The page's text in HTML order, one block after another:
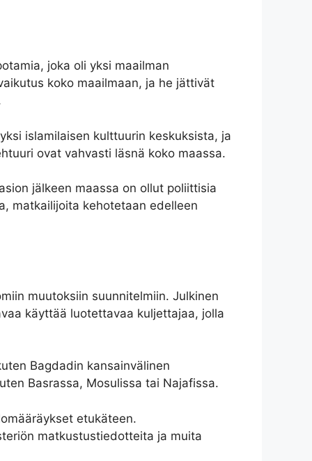
joka oli yksi maailman
koko maailmaan, ja he jättivät
islamilaisen kulttuurin keskuksista, ja
ovat vahvasti läsnä koko maassa.
jälkeen maassa on ollut poliittisia
matkailijoita kehotetaan edelleen
muutoksiin suunnitelmiin. Julkinen
käyttää luotettavaa kuljettajaa, jolla
Bagdadin kansainvälinen
Basrassa, Mosulissa tai Najafissa.
etukäteen.
matkustustiedotteita ja muita